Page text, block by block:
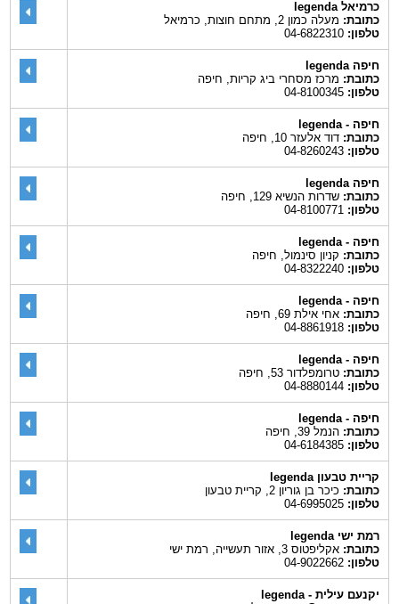
כרמיאל legenda
כתובת:מעלה כמון 2, מתחם חוצות, כרמיאל
טלפון:04-6822310
חיפה legenda
כתובת:מרכז מסחרי ביג קריות, חיפה
טלפון:04-8100345
חיפה - legenda
כתובת:דוד אלעזר 10, חיפה
טלפון:04-8260243
חיפה legenda
כתובת:שדרות הנשיא 129, חיפה
טלפון:04-8100771
חיפה - legenda
כתובת:קניון סינמול, חיפה
טלפון:04-8322240
חיפה - legenda
כתובת:אחי אילת 69, חיפה
טלפון:04-8861918
חיפה - legenda
כתובת:טרומפלדור 53, חיפה
טלפון:04-8880144
חיפה - legenda
כתובת:הנמל 39, חיפה
טלפון:04-6184385
קריית טבעון legenda
כתובת:כיכר בן גוריון 2, קריית טבעון
טלפון:04-6995025
רמת ישי legenda
כתובת:אקליפטוס 3, אזור תעשייה, רמת ישי
טלפון:04-9022662
יקנעם עילית - legenda